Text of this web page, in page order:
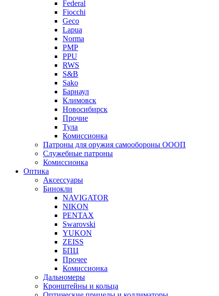
Federal
Fiocchi
Geco
Lapua
Norma
PMP
PPU
RWS
S&B
Sako
Барнаул
Климовск
Новосибирск
Прочие
Тула
Комиссионка
Патроны для оружия самообороны ОООП
Служебные патроны
Комиссионка
Оптика
Аксессуары
Бинокли
NAVIGATOR
NIKON
PENTAX
Swarovski
YUKON
ZEISS
БПЦ
Прочее
Комиссионка
Дальномеры
Кронштейны и кольца